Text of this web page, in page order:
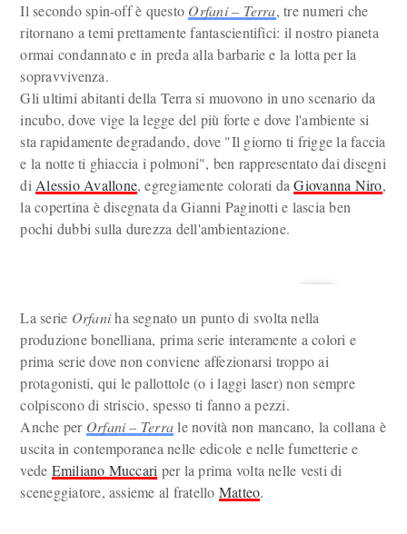
Il secondo spin-off è questo Orfani – Terra, tre numeri che
ritornano a temi prettamente fantascientifici: il nostro pianeta
ormai condannato e in preda alla barbarie e la lotta per la
sopravvivenza.
Gli ultimi abitanti della Terra si muovono in uno scenario da
incubo, dove vige la legge del più forte e dove l'ambiente si
sta rapidamente degradando, dove "Il giorno ti frigge la faccia
e la notte ti ghiaccia i polmoni", ben rappresentato dai disegni
di Alessio Avallone, egregiamente colorati daGiovanna Niro,
la copertina è disegnata da Gianni Paginotti e lascia ben
pochi dubbi sulla durezza dell'ambientazione.
La serie Orfaniha segnato un punto di svolta nella
produzione bonelliana, prima serie interamente a colori e
prima serie dove non conviene affezionarsi troppo ai
protagonisti, qui le pallottole (o i laggi laser) non sempre
colpiscono di striscio, spesso ti fanno a pezzi.
Anche per Orfani – Terrale novità non mancano, la collana è
uscita in contemporanea nelle edicole e nelle fumetterie e
vede Emiliano Muccari per la prima volta nelle vesti di
sceneggiatore, assieme al fratello Matteo.